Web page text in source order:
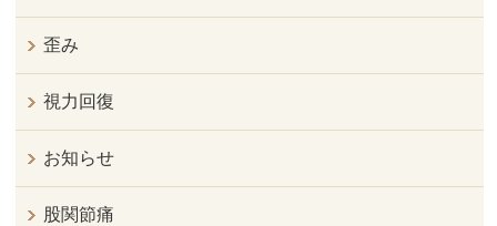
歪み
視力回復
お知らせ
股関節痛